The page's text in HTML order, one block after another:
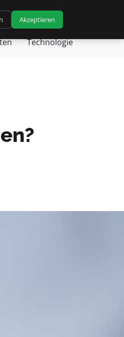
Nachricht
Technologie
Akzeptieren